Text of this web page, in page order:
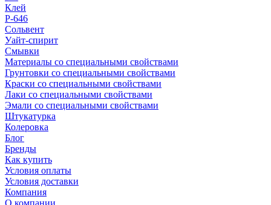
Клей
Р-646
Сольвент
Уайт-спирит
Смывки
Материалы со специальными свойствами
Грунтовки со специальными свойствами
Краски со специальными свойствами
Лаки со специальными свойствами
Эмали со специальными свойствами
Штукатурка
Колеровка
Блог
Бренды
Как купить
Условия оплаты
Условия доставки
Компания
О компании